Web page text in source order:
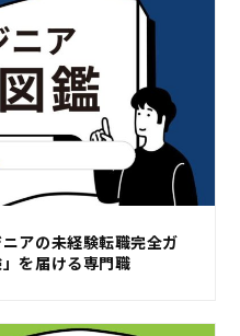
アの未経験転職完全ガ
を届ける専門職